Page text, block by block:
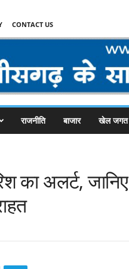
CONTACT US
राजनीति बाजार खेल जगत
का अलर्ट, जानिए